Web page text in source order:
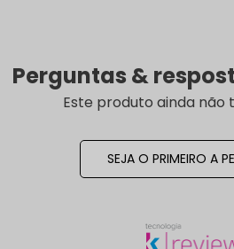
Perguntas &
Este produto ainda não
SEJA O PRIMEIRO A